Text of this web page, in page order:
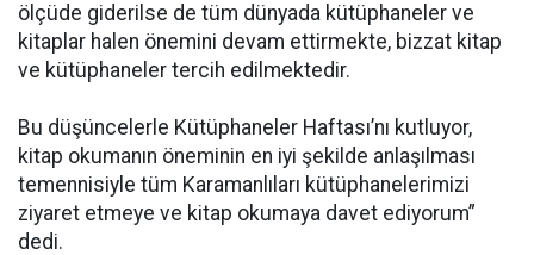
ölçüde giderilse de tüm dünyada kütüphaneler ve
kitaplar halen önemini devam ettirmekte, bizzat kitap
ve kütüphaneler tercih edilmektedir.
Bu düşüncelerle Kütüphaneler Haftası’nı kutluyor,
kitap okumanın öneminin en iyi şekilde anlaşılması
temennisiyle tüm Karamanlıları kütüphanelerimizi
ziyaret etmeye ve kitap okumaya davet ediyorum”
dedi.